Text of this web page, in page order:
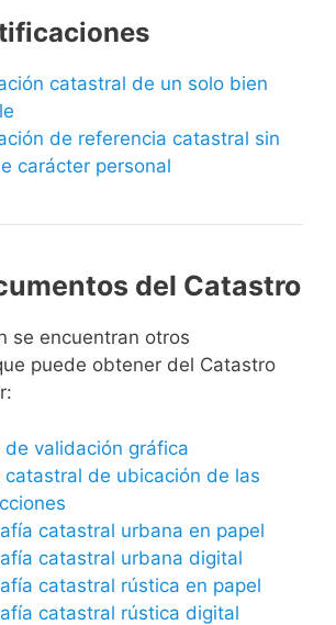
catastral de un solo bien
de referencia catastral sin
carácter personal
del Catastro
se encuentran otros
puede obtener del Catastro
de validación gráfica
catastral de ubicación de las
catastral urbana en papel
catastral urbana digital
catastral rústica en papel
catastral rústica digital